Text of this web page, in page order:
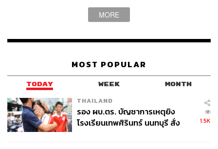
MORE
MOST POPULAR
TODAY WEEK MONTH
THAILAND
รอง ผบ.ตร. บัญชาการเหตุยิง
โรงเรียนเทพศิรินทร์ นนทบุรี สั่ง
1.5K